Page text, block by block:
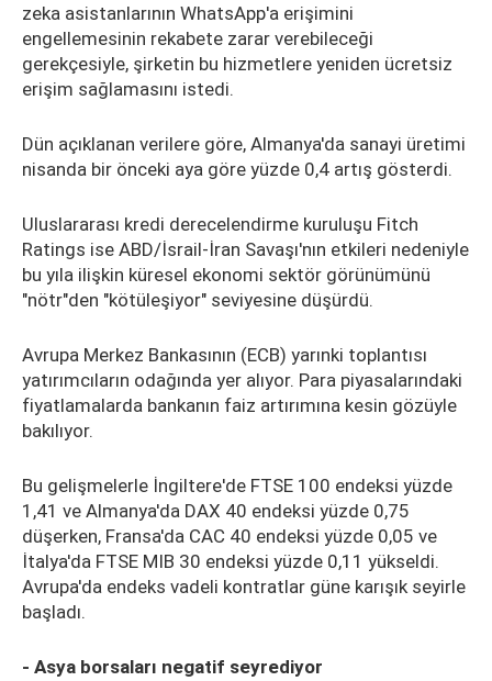
zeka asistanlarının WhatsApp'a erişimini
engellemesinin rekabete zarar verebileceği
gerekçesiyle, şirketin bu hizmetlere yeniden ücretsiz
erişim sağlamasını istedi.
Dün açıklanan verilere göre, Almanya'da sanayi üretimi
nisanda bir önceki aya göre yüzde 0,4 artış gösterdi.
Uluslararası kredi derecelendirme kuruluşu Fitch
Ratings ise ABD/İsrail-İran Savaşı'nın etkileri nedeniyle
bu yıla ilişkin küresel ekonomi sektör görünümünü
"nötr"den "kötüleşiyor" seviyesine düşürdü.
Avrupa Merkez Bankasının (ECB) yarınki toplantısı
yatırımcıların odağında yer alıyor. Para piyasalarındaki
fiyatlamalarda bankanın faiz artırımına kesin gözüyle
bakılıyor.
Bu gelişmelerle İngiltere'de FTSE 100 endeksi yüzde
1,41 ve Almanya'da DAX 40 endeksi yüzde 0,75
düşerken, Fransa'da CAC 40 endeksi yüzde 0,05 ve
İtalya'da FTSE MIB 30 endeksi yüzde 0,11 yükseldi.
Avrupa'da endeks vadeli kontratlar güne karışık seyirle
başladı.
- Asya borsaları negatif seyrediyor